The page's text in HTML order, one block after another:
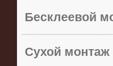
Бесклеевой
Сухой